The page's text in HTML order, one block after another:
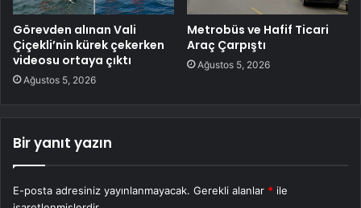
Görevden alınan Vali
Çiçekli’nin kürek çekerken
videosu ortaya çıktı
Ağustos 5, 2026
Metrobüs ve Hafif Ticari
Araç Çarpıştı
Ağustos 5, 2026
Bir yanıt yazın
E-posta adresiniz yayınlanmayacak. Gerekli alanlar * ile